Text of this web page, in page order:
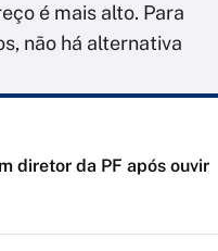
é mais alto. Para
não há alternativa
diretor da PF após ouvir